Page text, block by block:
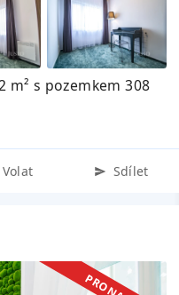
s pozemkem 308
Volat Sdílet